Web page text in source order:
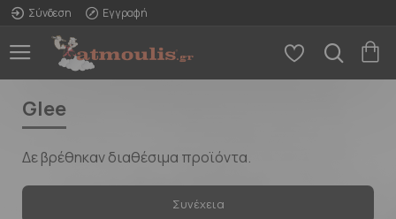
Σύνδεση Εγγραφή
Glee
Δε βρέθηκαν διαθέσιμα προϊόντα.
Συνέχεια